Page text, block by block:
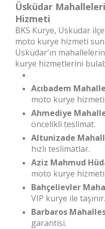
Üsküdar
Hizmeti
BKS Kurye, Üsküdar
moto kurye hizmeti
Üsküdar'ın
kurye hizmetlerini
Acıbadem
moto kurye hizmeti.
Ahmediye
öncelikli teslimat.
Altunizade
hızlı teslimatlar.
Aziz Mahmud
moto kurye hizmeti.
Bahçelievler
VIP kurye ile taşınır.
Barbaros
garantisi.